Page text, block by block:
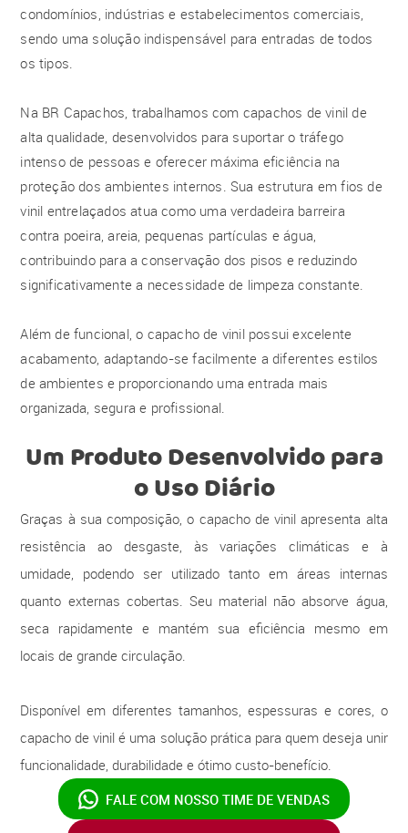
condomínios, indústrias e estabelecimentos comerciais,
sendo uma solução indispensável para entradas de todos
os tipos.
Na BR Capachos, trabalhamos com capachos de vinil de
alta qualidade, desenvolvidos para suportar o tráfego
intenso de pessoas e oferecer máxima eficiência na
proteção dos ambientes internos. Sua estrutura em fios de
vinil entrelaçados atua como uma verdadeira barreira
contra poeira, areia, pequenas partículas e água,
contribuindo para a conservação dos pisos e reduzindo
significativamente a necessidade de limpeza constante.
Além de funcional, o capacho de vinil possui excelente
acabamento, adaptando-se facilmente a diferentes estilos
de ambientes e proporcionando uma entrada mais
organizada, segura e profissional.
Um Produto Desenvolvido para
o Uso Diário
Graças à sua composição, o capacho de vinil apresenta alta
resistência ao desgaste, às variações climáticas e à
umidade, podendo ser utilizado tanto em áreas internas
quanto externas cobertas. Seu material não absorve água,
seca rapidamente e mantém sua eficiência mesmo em
locais de grande circulação.
Disponível em diferentes tamanhos, espessuras e cores, o
capacho de vinil é uma solução prática para quem deseja unir
funcionalidade, durabilidade e ótimo custo-benefício.
FALE COM NOSSO TIME DE VENDAS